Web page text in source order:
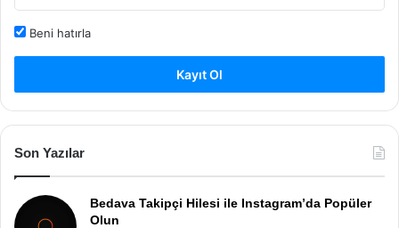
Beni hatırla
Kayıt Ol
Son Yazılar
Bedava Takipçi Hilesi ile Instagram’da Popüler
Olun